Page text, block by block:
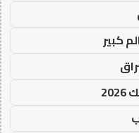
كبير